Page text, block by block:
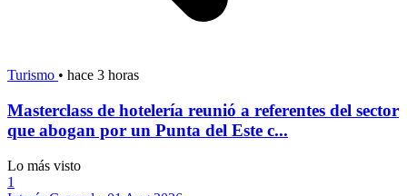
Turismo • hace 3 horas
Masterclass de hotelería reunió a referentes del sector
que abogan por un Punta del Este c...
Lo más visto
1